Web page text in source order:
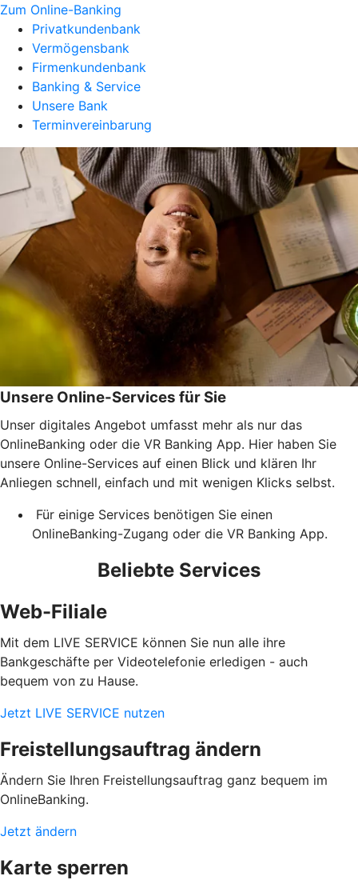
Zum Online-Banking
Privatkundenbank
Vermögensbank
Firmenkundenbank
Banking & Service
Unsere Bank
Terminvereinbarung
Unsere Online-Services für Sie
Unser digitales Angebot umfasst mehr als nur das
OnlineBanking oder die VR Banking App. Hier haben Sie
unsere Online-Services auf einen Blick und klären Ihr
Anliegen schnell, einfach und mit wenigen Klicks selbst.
Für einige Services benötigen Sie einen
OnlineBanking-Zugang oder die VR Banking App.
Beliebte Services
Web-Filiale
Mit dem LIVE SERVICE können Sie nun alle ihre
Bankgeschäfte per Videotelefonie erledigen - auch
bequem von zu Hause.
Jetzt LIVE SERVICE nutzen
Freistellungsauftrag ändern
Ändern Sie Ihren Freistellungsauftrag ganz bequem im
OnlineBanking.
Jetzt ändern
Karte sperren